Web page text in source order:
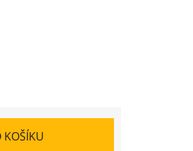
KOŠÍKU